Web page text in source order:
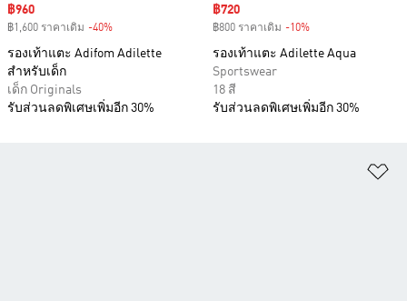
Sale price
฿960
฿1,600 ราคาเดิม -40%
รองเท้าแตะ Adifom Adilette
สำหรับเด็ก
เด็ก Originals
รับส่วนลดพิเศษเพิ่มอีก 30%
Sale price
฿720
฿800 ราคาเดิม -10%
รองเท้าแตะ Adilette Aqua
Sportswear
18 สี
รับส่วนลดพิเศษเพิ่มอีก 30%